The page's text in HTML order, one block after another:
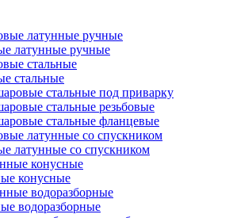
латунные ручные
стальные
стальные под приварку
стальные резьбовые
стальные фланцевые
латунные со спускником
конусные
водоразборные